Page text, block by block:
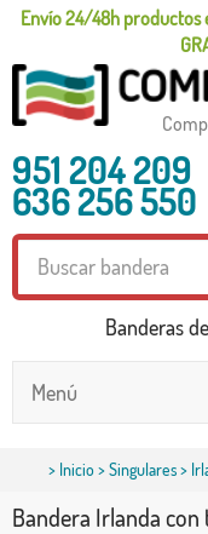
Envío 24/48h productos
951 204 209
636 256 550
Banderas
Menú
> Inicio>Singulares>
Bandera Irlanda con